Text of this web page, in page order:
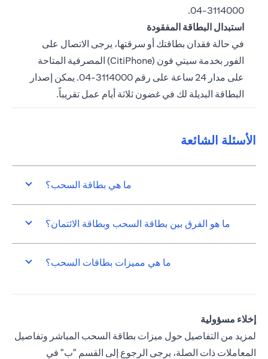
3114000-04.
استبدال البطاقة المفقودة
في حالة فقدان بطاقتك أو سرقتها، يرجى الاتصال على
الفور بخدمة سيتي فون (CitiPhone) المصرفية المتاحة
على مدار 24 ساعة على رقم 3114000-04. يمكن إصدار
البطاقة البديلة لك في غضون ثلاثة أيام عمل تقريباً.
الأسئلة الشائعة
ما هي بطاقة السحب؟
ما هو الفرق بين بطاقة السحب وبطاقة الائتمان؟
ما هي مميزات بطاقات السحب؟
إخلاء مسؤولية
لمزيد من التفاصيل حول ميزات بطاقة السحب المباشر وتفاصيل
المعاملات ذات الصلة، يرجى الرجوع إلى القسم "ب" في